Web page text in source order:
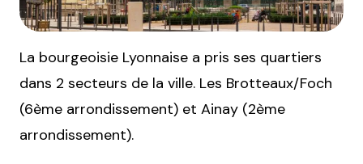
La bourgeoisie Lyonnaise a pris ses quartiers
dans 2 secteurs de la ville. Les Brotteaux/Foch
(6ème arrondissement) et Ainay (2ème
arrondissement).